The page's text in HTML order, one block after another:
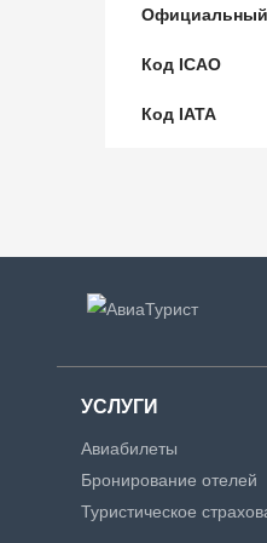
Официальный
Код ICAO
Код IATA
УСЛУГИ
Авиабилеты
Бронирование отелей
Туристическое